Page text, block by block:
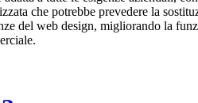
che potrebbe prevedere la
del web design, migliorando la